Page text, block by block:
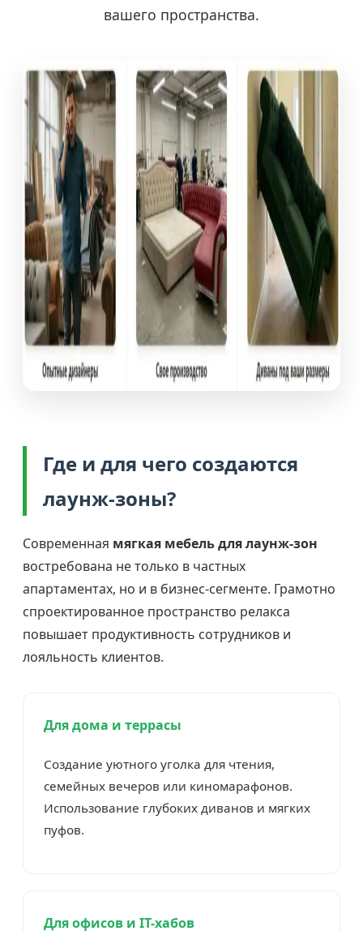
вашего пространства.
Где и для чего создаются
лаунж-зоны?
Современная мягкая мебель для лаунж-зон
востребована не только в частных
апартаментах, но и в бизнес-сегменте. Грамотно
спроектированное пространство релакса
повышает продуктивность сотрудников и
лояльность клиентов.
Для дома и террасы
Создание уютного уголка для чтения,
семейных вечеров или киномарафонов.
Использование глубоких диванов и мягких
пуфов.
Для офисов и IT-хабов